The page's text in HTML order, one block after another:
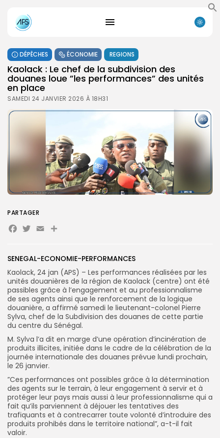
for:
Button
FR
DÉPÊCHES ÉCONOMIE REGIONS
Kaolack : Le chef de la subdivision des
douanes loue ”les performances” des unités
en place
SAMEDI 24 JANVIER 2026 À 18H31
SENEGAL-ECONOMIE-PERFORMANCES
Kaolack, 24 jan (APS) – Les performances réalisées par les
unités douanières de la région de Kaolack (centre) ont été
passibles grâce à l’engagement et au professionnalisme
de ses agents ainsi que le renforcement de la logique
douanière, a affirmé samedi le lieutenant-colonel Pierre
Sylva, chef de la Subdivision des douanes de cette partie
du centre du Sénégal.
M. Sylva l’a dit en marge d’une opération d’incinération de
produits illicites, initiée dans le cadre de la célébration de la
journée internationale des douanes prévue lundi prochain,
le 26 janvier.
”Ces performances ont possibles grâce à la détermination
des agents sur le terrain, à leur engagement à servir et à
protéger leur pays mais aussi à leur professionnalisme qui a
fait qu’ils parviennent à déjouer les tentatives des
trafiquants et à contrecarrer toute volonté d’introduire des
produits prohibés dans le territoire national”, a-t-il fait
valoir.
PARTAGER
Facebook
Twitter
EmailPartager